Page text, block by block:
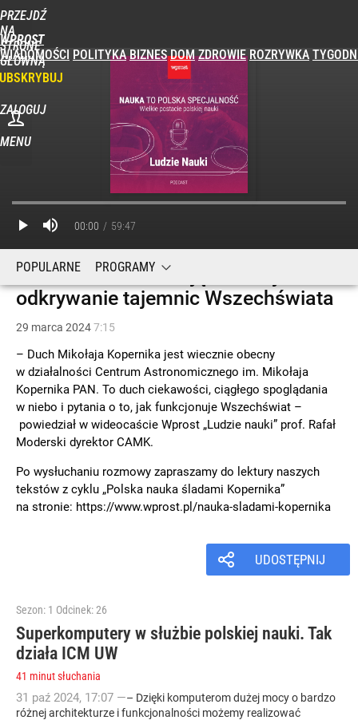
PRZEJDŹ
NA
STRONĘ
GŁÓWNĄ
WPROST
WIADOMOŚCI POLITYKA BIZNES DOM ZDROWIE ROZRYWKA
ZALOGUJ
MENU
POPULARNE PROGRAMY
Prof. Moderski: Misją CAMK jest
odkrywanie tajemnic Wszechświata
29 marca 20247:15
– Duch Mikołaja Kopernika jest wiecznie obecny
w działalności Centrum Astronomicznego im. Mikołaja
Kopernika PAN. To duch ciekawości, ciągłego spoglądania
w niebo i pytania o to, jak funkcjonuje Wszechświat –
powiedział w wideocaście Wprost „Ludzie nauki” prof. Rafał
Moderski dyrektor CAMK.
Po wysłuchaniu rozmowy zapraszamy do lektury naszych
tekstów z cyklu „Polska nauka śladami Kopernika”
na stronie: https://www.wprost.pl/nauka-sladami-kopernika
00:00 59:47
UDOSTĘPNIJ
Sezon: 1 Odcinek: 26
Superkomputery w służbie polskiej nauki. Tak
działa ICM UW
41 minut słuchania
31 paź 2024, 17:07 —– Dzięki komputerom dużej mocy o bardzo
różnej architekturze i funkcjonalności możemy realizować